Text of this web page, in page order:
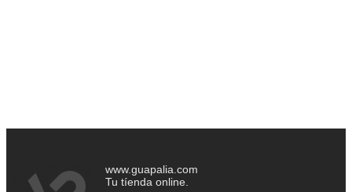
www.guapalia.com
Tu tíenda online.